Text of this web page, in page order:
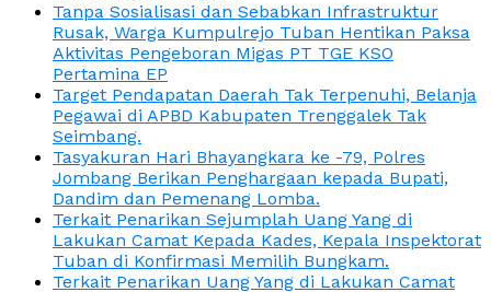
Tanpa Sosialisasi dan Sebabkan Infrastruktur
Rusak, Warga Kumpulrejo Tuban Hentikan Paksa
Aktivitas Pengeboran Migas PT TGE KSO
Pertamina EP
Target Pendapatan Daerah Tak Terpenuhi, Belanja
Pegawai di APBD Kabupaten Trenggalek Tak
Seimbang.
Tasyakuran Hari Bhayangkara ke -79, Polres
Jombang Berikan Penghargaan kepada Bupati,
Dandim dan Pemenang Lomba.
Terkait Penarikan Sejumplah Uang Yang di
Lakukan Camat Kepada Kades, Kepala Inspektorat
Tuban di Konfirmasi Memilih Bungkam.
Terkait Penarikan Uang Yang di Lakukan Camat